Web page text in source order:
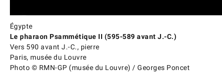
Égypte
Le pharaon Psammétique II (595-589 avant J.-C.)
Vers 590 avant J.-C., pierre
Paris, musée du Louvre
Photo © RMN-GP (musée du Louvre) / Georges Poncet